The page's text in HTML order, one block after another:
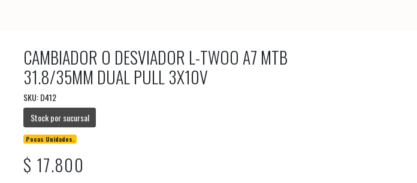
CAMBIADOR O DESVIADOR L-TWOO A7 MTB
31.8/35MM DUAL PULL 3X10V
SKU: D412
Stock por sucursal
Pocas Unidades.
$ 17.800